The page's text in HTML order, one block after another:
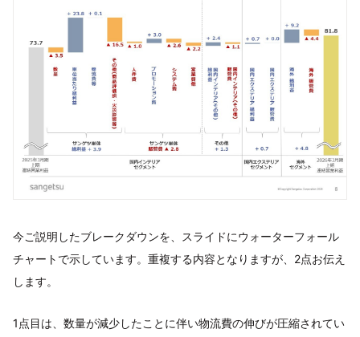
今ご説明したブレークダウンを、スライドにウォーターフォール
チャートで示しています。重複する内容となりますが、2点お伝え
します。
1点目は、数量が減少したことに伴い物流費の伸びが圧縮されてい